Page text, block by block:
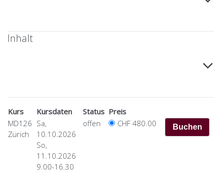
Inhalt
Kurs Kursdaten Status Preis
MD126
Zürich
Sa,
10.10.2026
So,
11.10.2026
9.00-16.30
offen CHF 480.00